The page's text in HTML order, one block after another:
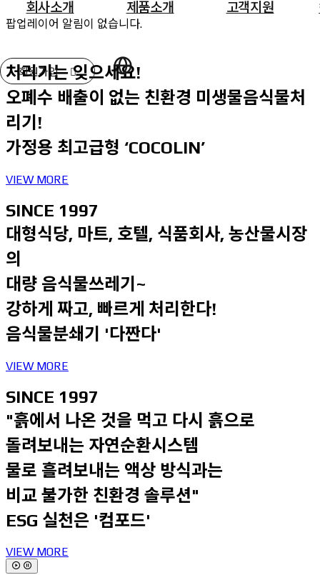
팝
레
이
어
알
림
팝업레이어 알림이 없습니다.
회사소개
회사전경
기술현황 및 인증
주요연혁
사업비전
CI & BI
오시는 길
제품소개
업소용 '다짠다'
오클린 '컴포드'
고객지원
Q&A
회원가입
회원가입
SINCE 1997
처리기는 잊으세요!
오폐수 배출이 없는 친환경 미생물음식물처
리기!
가정용 최고급형 ‘COCOLIN’
VIEW MORE
SINCE 1997
대형식당, 마트, 호텔, 식품회사, 농산물시장
의
대량 음식물쓰레기~
강하게 짜고, 빠르게 처리한다!
음식물분쇄기 '다짠다'
VIEW MORE
SINCE 1997
"흙에서 나온 것을 먹고 다시 흙으로
돌려보내는 자연순환시스템
물로 흘려보내는 액상 방식과는
비교 불가한 친환경 솔루션"
ESG 실천은 '컴포드'
VIEW MORE